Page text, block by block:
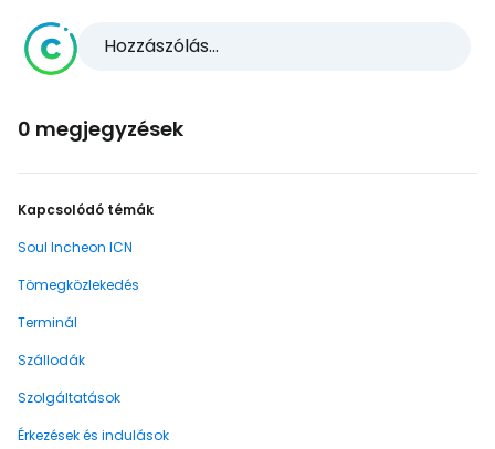
Hozzászólás...
0 megjegyzések
Kapcsolódó témák
Soul Incheon ICN
Tömegközlekedés
Terminál
Szállodák
Szolgáltatások
Érkezések és indulások